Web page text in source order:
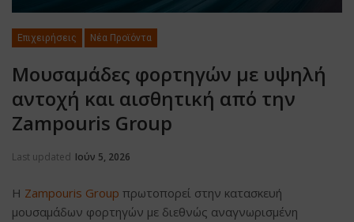
Επιχειρήσεις Νέα Προϊόντα
Μουσαμάδες φορτηγών με υψηλή
αντοχή και αισθητική από την
Zampouris Group
Last updated Ιούν 5, 2026
Η Zampouris Group πρωτοπορεί στην κατασκευή
μουσαμάδων φορτηγών με διεθνώς αναγνωρισμένη